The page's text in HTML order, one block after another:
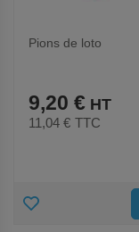
Pions de loto
9,20 €
11,04 € TTC
AJOUTER